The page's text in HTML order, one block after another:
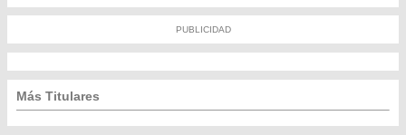
PUBLICIDAD
Más Titulares